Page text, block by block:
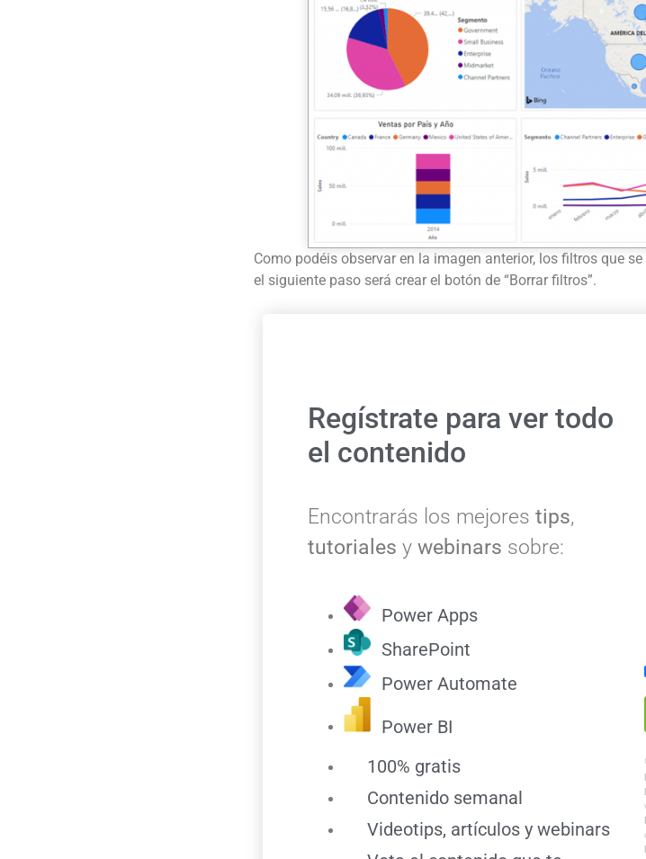
Como podéis observar en la imagen anterior, los filtros que se
el siguiente paso será crear el botón de “Borrar filtros”.
Regístrate para ver todo
el contenido
Encontrarás los mejores tips,
tutoriales y webinars sobre:
Power Apps
SharePoint
Power Automate
Power BI
100% gratis
Contenido semanal
Videotips, artículos y webinars